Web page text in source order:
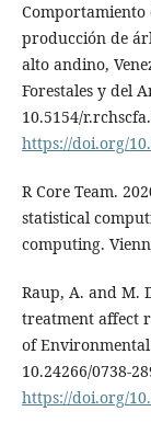
Comportamiento
producción de
alto andino,
Forestales y del
10.5154/
https://doi.org/
R Core Team.
statistical
computing.
Raup, A. and M.
treatment affect
of
10.24266/0738-
https://doi.org/